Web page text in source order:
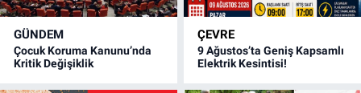
GÜNDEM
Çocuk Koruma Kanunu’nda
Kritik Değişiklik
ÇEVRE
9 Ağustos’ta Geniş Kapsamlı
Elektrik Kesintisi!